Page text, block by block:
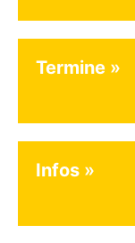
Termine
Infos